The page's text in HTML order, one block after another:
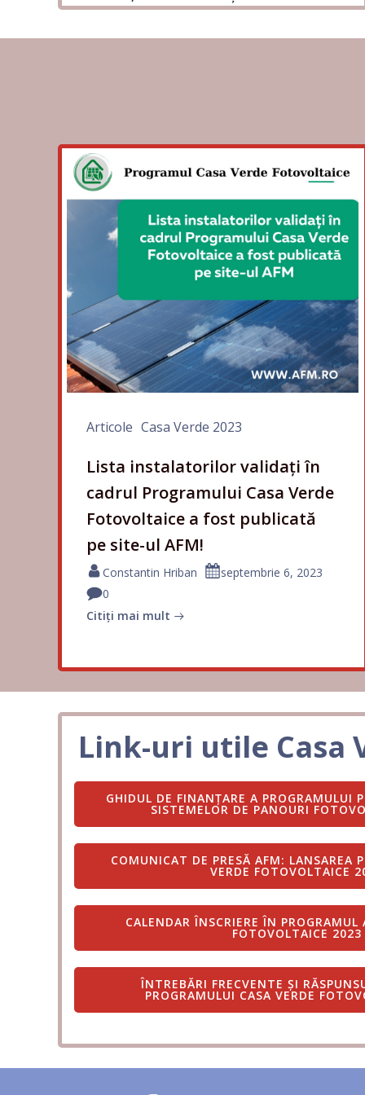
Articole Casa Verde 2023
Lista instalatorilor validați în
cadrul Programului Casa Verde
Fotovoltaice a fost publicată
pe site-ul AFM!
Constantin Hriban
septembrie 6, 2023
0
Citiți mai mult
Link-uri utile Casa
GHIDUL DE FINANȚARE A PROGRAMULUI
SISTEMELOR DE PANOURI
COMUNICAT DE PRESĂ AFM: LANSAREA
VERDE FOTOVOLTAICE
CALENDAR ÎNSCRIERE ÎN PROGRAMUL
FOTOVOLTAICE 2023
ÎNTREBĂRI FRECVENTE ȘI
PROGRAMULUI CASA VERDE